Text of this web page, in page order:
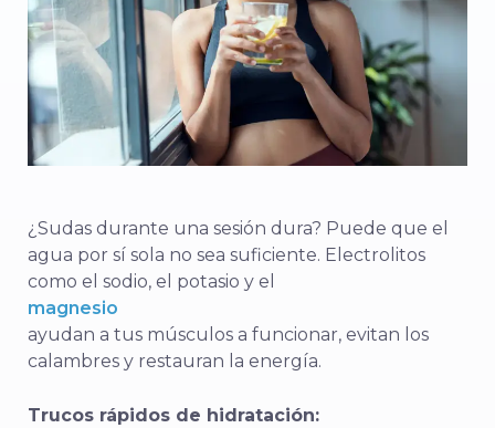
¿Sudas durante una sesión dura? Puede que el
agua por sí sola no sea suficiente. Electrolitos
como el sodio, el potasio y el
magnesio
ayudan a tus músculos a funcionar, evitan los
calambres y restauran la energía.
Trucos rápidos de hidratación: